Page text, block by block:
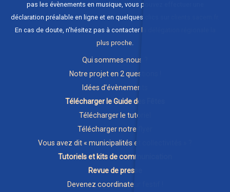
pas les évènements en musique, vous pouvez effectuer une
déclaration préalable en ligne et en quelques clics sur
En cas de doute, n'hésitez pas à contacter la délégation régionale la
plus proche.
Qui sommes-nous ?
Notre projet en 2 questions !
Idées d'évènements
Télécharger le Guide des Fêtes
Télécharger le tutoriel
Télécharger notre flyer
Vous avez dit « municipalités et collectivités » ?
Tutoriels et kits de communication
Revue de presse
Devenez coordinateur festif !